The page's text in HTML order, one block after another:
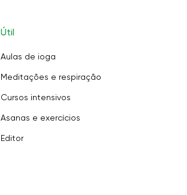
Útil
Aulas de ioga
Meditações e respiração
Cursos intensivos
Asanas e exercícios
Editor